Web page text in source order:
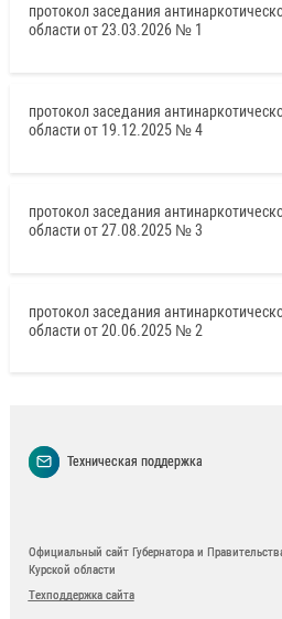
протокол заседания
области от 23.03.2026 № 1
протокол заседания
области от 19.12.2025 № 4
протокол заседания
области от 27.08.2025 № 3
протокол заседания
области от 20.06.2025 № 2
Техническая поддержка
Официальный сайт Губернатора и
Курской области
Техподдержка сайта